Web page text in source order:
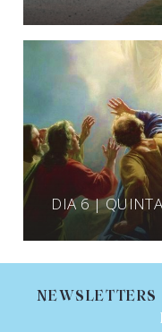
DIA 6 |
NEWSLETTERS